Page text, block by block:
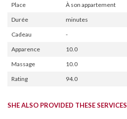
Place
À son appartement
Durée
minutes
Cadeau
-
Apparence
10.0
Massage
10.0
Rating
94.0
SHE ALSO PROVIDED THESE SERVICES